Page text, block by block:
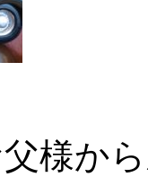
様か